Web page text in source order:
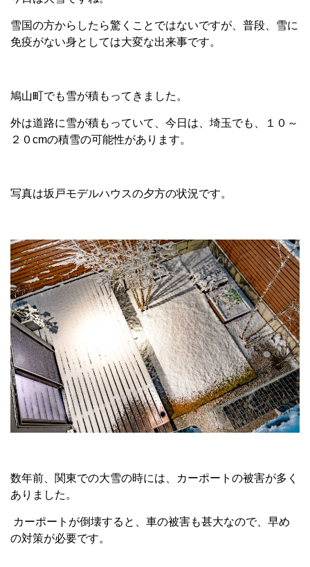
雪国の方からしたら驚くことではないですが、普段、雪に
免疫がない身としては大変な出来事です。
鳩山町でも雪が積もってきました。
外は道路に雪が積もっていて、今日は、埼玉でも、１０～
２０cmの積雪の可能性があります。
写真は坂戸モデルハウスの夕方の状況です。
数年前、関東での大雪の時には、カーポートの被害が多く
ありました。
カーポートが倒壊すると、車の被害も甚大なので、早め
の対策が必要です。